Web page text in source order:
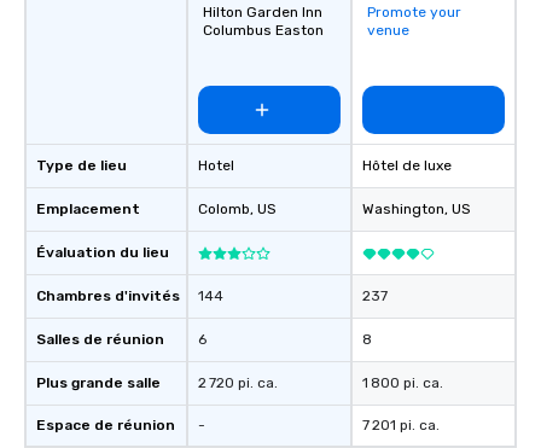
Type de lieu
Emplacement
Évaluation du lieu
Chambres d'invités
Salles de réunion
Plus grande salle
Espace de réunion
Hilton Garden Inn
Columbus Easton
Hotel
Colomb, US
144
6
2 720 pi. ca.
-
Promote your
venue
Hôtel de luxe
Washington, US
237
8
1 800 pi. ca.
7 201 pi. ca.